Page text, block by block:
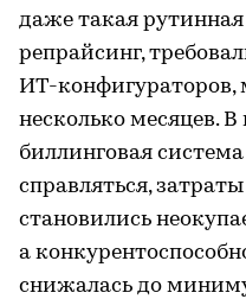
даже такая
репрайсинг,
ИТ-конфигураторов,
несколько месяцев.
биллинговая
справляться,
становились
а
снижалась до